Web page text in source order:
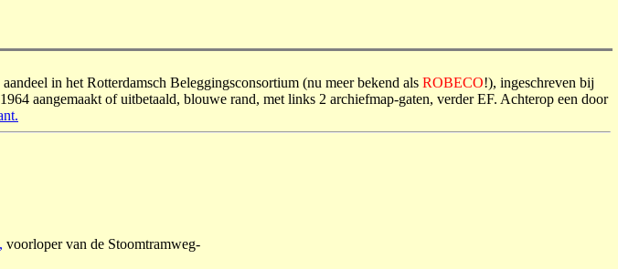
in het Rotterdamsch Beleggingsconsortium (nu meer bekend als ROBECO!), ingeschreven bij
aangemaakt of uitbetaald, blouwe rand, met links 2 archiefmap-gaten, verder EF. Achterop een door
voorloper van de Stoomtramweg-